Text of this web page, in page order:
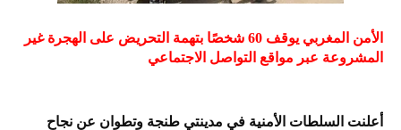
الأمن المغربي يوقف 60 شخصًا بتهمة التحريض على الهجرة غير
المشروعة عبر مواقع التواصل الاجتماعي
أعلنت السلطات الأمنية في مدينتي طنجة وتطوان عن نجاح